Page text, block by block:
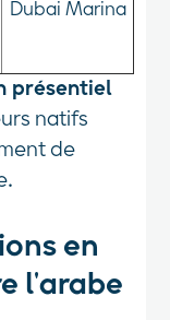
Dubai Marina
présentiel
natifs
de
en
l'arabe